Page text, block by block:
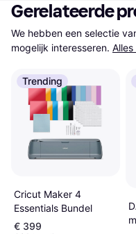
Gerelateerde
We hebben een selectie
mogelijk interesseren.
Trending
Cricut Maker 4
Essentials Bundel
€ 399